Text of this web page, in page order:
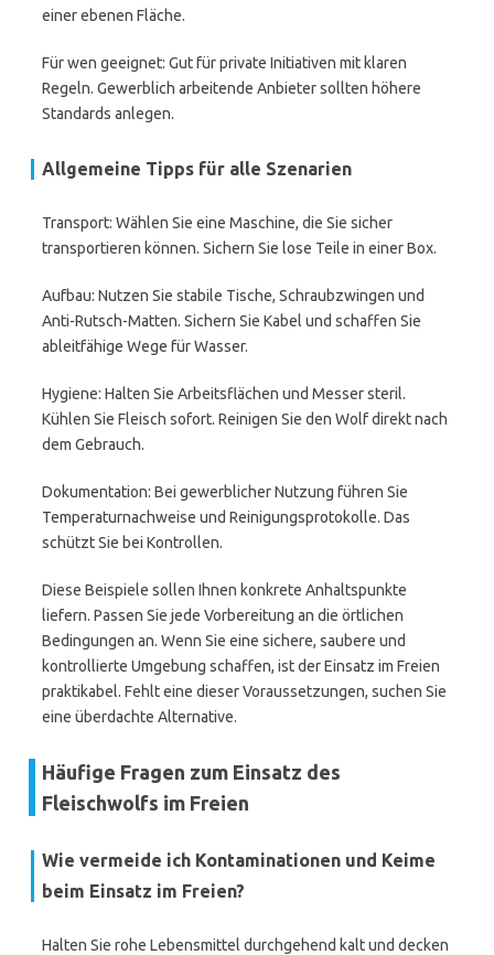
einer ebenen Fläche.
Für wen geeignet: Gut für private Initiativen mit klaren
Regeln. Gewerblich arbeitende Anbieter sollten höhere
Standards anlegen.
Allgemeine Tipps für alle Szenarien
Transport: Wählen Sie eine Maschine, die Sie sicher
transportieren können. Sichern Sie lose Teile in einer Box.
Aufbau: Nutzen Sie stabile Tische, Schraubzwingen und
Anti-Rutsch-Matten. Sichern Sie Kabel und schaffen Sie
ableitfähige Wege für Wasser.
Hygiene: Halten Sie Arbeitsflächen und Messer steril.
Kühlen Sie Fleisch sofort. Reinigen Sie den Wolf direkt nach
dem Gebrauch.
Dokumentation: Bei gewerblicher Nutzung führen Sie
Temperaturnachweise und Reinigungsprotokolle. Das
schützt Sie bei Kontrollen.
Diese Beispiele sollen Ihnen konkrete Anhaltspunkte
liefern. Passen Sie jede Vorbereitung an die örtlichen
Bedingungen an. Wenn Sie eine sichere, saubere und
kontrollierte Umgebung schaffen, ist der Einsatz im Freien
praktikabel. Fehlt eine dieser Voraussetzungen, suchen Sie
eine überdachte Alternative.
Häufige Fragen zum Einsatz des
Fleischwolfs im Freien
Wie vermeide ich Kontaminationen und Keime
beim Einsatz im Freien?
Halten Sie rohe Lebensmittel durchgehend kalt und decken